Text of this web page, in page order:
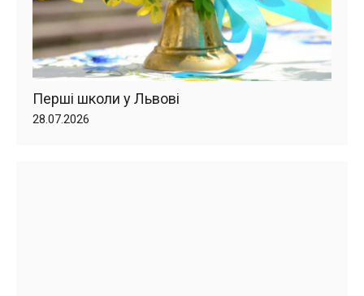
Перші школи у Львові
28.07.2026